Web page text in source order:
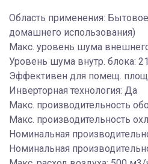
Область применения:
домашнего использования)
Макс. уровень шума
Уровень шума внутр. блока:
Эффективен для помещ.
Инверторная технология: Да
Макс. производительность
Макс. производительность
Номинальная
Номинальная